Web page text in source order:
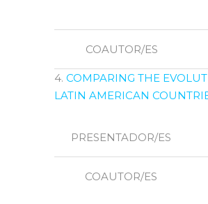
COAUTOR/ES
4. COMPARING THE
LATIN AMERICAN
PRESENTADOR/ES
COAUTOR/ES